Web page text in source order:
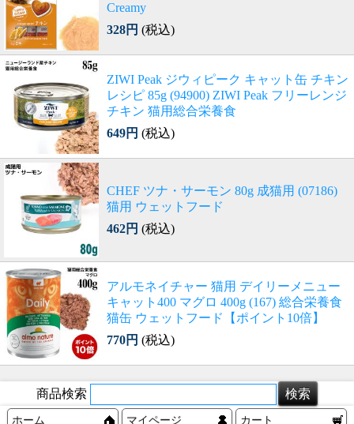
Creamy
328円 (税込)
ZIWI Peak ジウィピーク キャット缶 チキン
レシピ 85g (94900) ZIWI Peak フリーレンジ
チキン 猫用総合栄養食
649円 (税込)
CHEF ツナ・サーモン 80g 成猫用 (07186)
猫用 ウェットフード
462円 (税込)
アルモネイチャー 猫用 デイリーメニュー
キャット400 マグロ 400g (167) 総合栄養食
猫缶 ウェットフード【ポイント10倍】
770円 (税込)
商品検索
ホーム マイページ カート